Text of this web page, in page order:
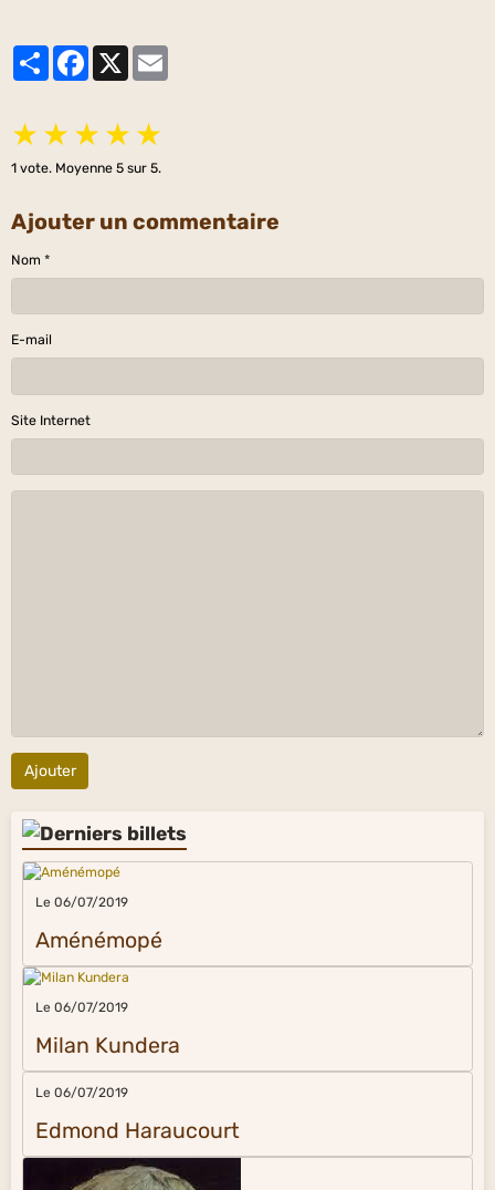
PartagerFacebook
★ ★ ★ ★ ★
1 vote. Moyenne 5 sur 5.
Ajouter un commentaire
Nom
E-mail
Site Internet
Ajouter
Le 06/07/2019
Aménémopé
Le 06/07/2019
Milan Kundera
Le 06/07/2019
Edmond Haraucourt